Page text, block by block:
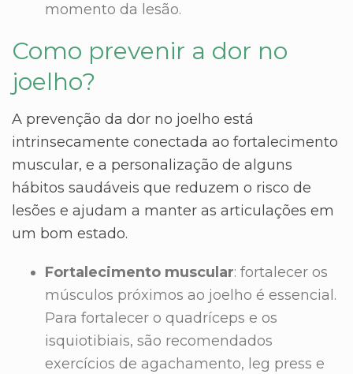
momento da lesão.
Como prevenir a dor no
joelho?
A prevenção da dor no joelho está
intrinsecamente conectada ao fortalecimento
muscular, e a personalização de alguns
hábitos saudáveis que reduzem o risco de
lesões e ajudam a manter as articulações em
um bom estado.
Fortalecimento muscular: fortalecer os
músculos próximos ao joelho é essencial.
Para fortalecer o quadríceps e os
isquiotibiais, são recomendados
exercícios de agachamento, leg press e